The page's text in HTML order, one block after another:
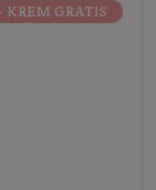
KREM GRATIS